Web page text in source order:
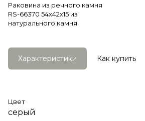
Раковина из речного камня
RS-66370 54х42х15 из
натурального камня
Характеристики Как купить
Цвет
серый